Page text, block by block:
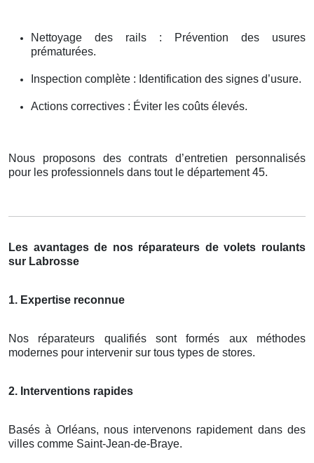
Nettoyage des rails : Prévention des usures
prématurées.
Inspection complète : Identification des signes d’usure.
Actions correctives : Éviter les coûts élevés.
Nous proposons des contrats d’entretien personnalisés
pour les professionnels dans tout le département 45.
Les avantages de nos réparateurs de volets roulants
sur Labrosse
1. Expertise reconnue
Nos réparateurs qualifiés sont formés aux méthodes
modernes pour intervenir sur tous types de stores.
2. Interventions rapides
Basés à Orléans, nous intervenons rapidement dans des
villes comme Saint-Jean-de-Braye.